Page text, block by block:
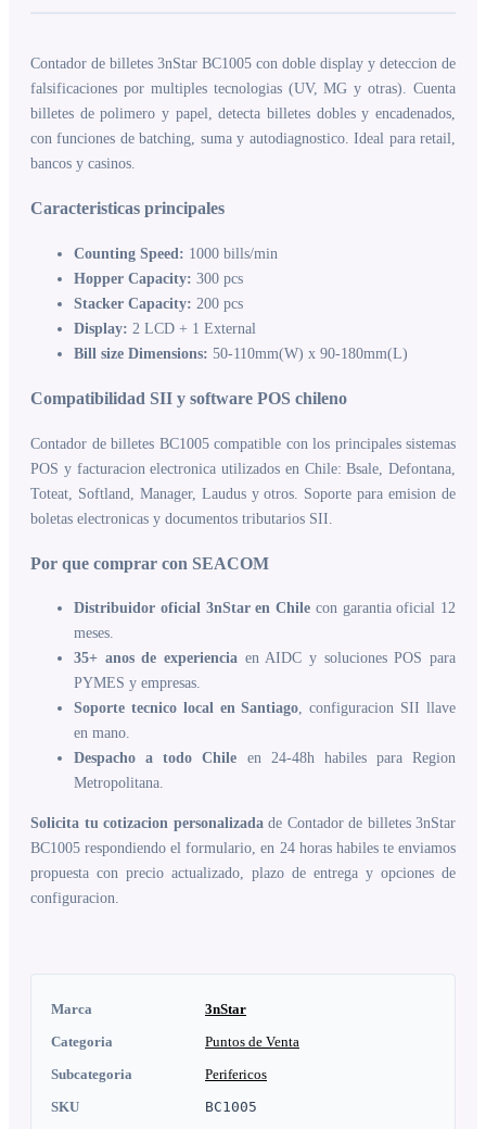
Contador de billetes 3nStar BC1005 con doble display y deteccion de
falsificaciones por multiples tecnologias (UV, MG y otras). Cuenta
billetes de polimero y papel, detecta billetes dobles y encadenados,
con funciones de batching, suma y autodiagnostico. Ideal para retail,
bancos y casinos.
Caracteristicas principales
Counting Speed: 1000 bills/min
Hopper Capacity: 300 pcs
Stacker Capacity: 200 pcs
Display: 2 LCD + 1 External
Bill size Dimensions: 50-110mm(W) x 90-180mm(L)
Compatibilidad SII y software POS chileno
Contador de billetes BC1005 compatible con los principales sistemas
POS y facturacion electronica utilizados en Chile: Bsale, Defontana,
Toteat, Softland, Manager, Laudus y otros. Soporte para emision de
boletas electronicas y documentos tributarios SII.
Por que comprar con SEACOM
Distribuidor oficial 3nStar en Chile con garantia oficial 12
meses.
35+ anos de experiencia en AIDC y soluciones POS para
PYMES y empresas.
Soporte tecnico local en Santiago, configuracion SII llave
en mano.
Despacho a todo Chile en 24-48h habiles para Region
Metropolitana.
Solicita tu cotizacion personalizadade Contador de billetes 3nStar
BC1005 respondiendo el formulario, en 24 horas habiles te enviamos
propuesta con precio actualizado, plazo de entrega y opciones de
configuracion.
Marca
3nStar
Categoria
Puntos de Venta
Subcategoria
Perifericos
SKU
BC1005